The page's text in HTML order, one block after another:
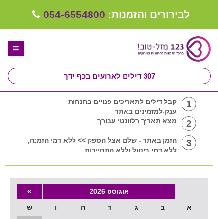
לבירורים והזמנות: 054-6554800
307 דילים לארועים בכף ידך
ספקים לחתונה מומלצים
קבלו ייעוץ בחינם
קבוצת וואטסאפ-ספקים עונים LIVE
שירות אישי בקליק
1
קבל דילים לתאריכים פנויים בהנחות
ענק-למזמינים באתר
2 מצא תאריך רלוונטי עבורך
3
הזמן באתר - שלם אצל הספק >> ללא דמי הזמנה,
ללא דמי ביטול וללא התחייבות
אוגוסט 2026 »
א ב ג ד ה ו ש